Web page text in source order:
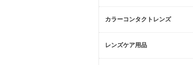
カラーコンタクトレンズ
レンズケア用品